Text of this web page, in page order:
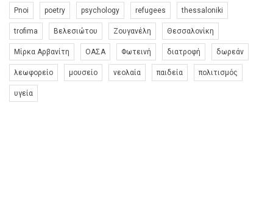
Pnoi poetry psychology refugees thessaloniki
trofima Βελεσιώτου Ζουγανέλη Θεσσαλονίκη
Μίρκα Αρβανίτη ΟΑΣΑ Φωτεινή διατροφή δωρεάν
λεωφορείο μουσείο νεολαία παιδεία πολιτισμός
υγεία